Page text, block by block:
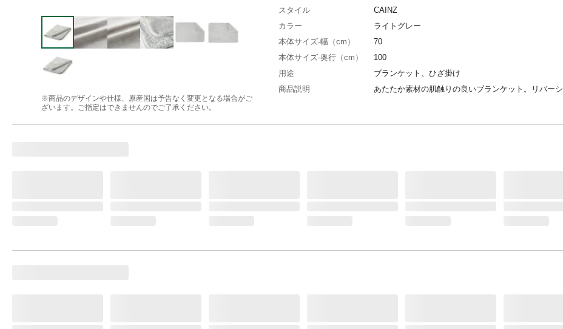
※商品のデザインや仕様、原産国は予告なく変更となる場合がご
ざいます。ご指定はできませんのでご了承ください。
スタイル
CAINZ
カラー
ライトグレー
本体サイズ-幅（cm）
70
本体サイズ-奥行（cm）
100
用途
ブランケット、ひざ掛け
商品説明
あたたか素材の肌触りの良いブランケット。リバーシ